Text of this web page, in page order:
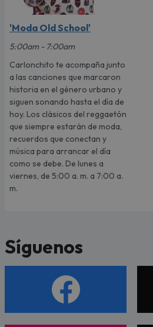
'Moda Old School'
5:00am - 7:00am
Carlonchito te acompaña junto
a las canciones que marcaron
historia en el género urbano y
siguen sonando hasta el día de
hoy. Los clásicos del reggaetón
que siempre estarán de moda,
recuerdos que conectan y
música para arrancar el día
como se debe. De lunes a
viernes, de 5:00 a. m. a 7:00 a.
m.
Síguenos